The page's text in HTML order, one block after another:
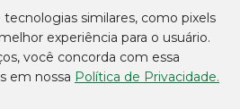
tecnologias similares, como pixels
experiência para o usuário.
você concorda com essa
em nossa Política de Privacidade.